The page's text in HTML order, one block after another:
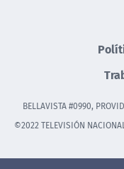
BELLAVISTA #0990,
©2022 TELEVISIÓN